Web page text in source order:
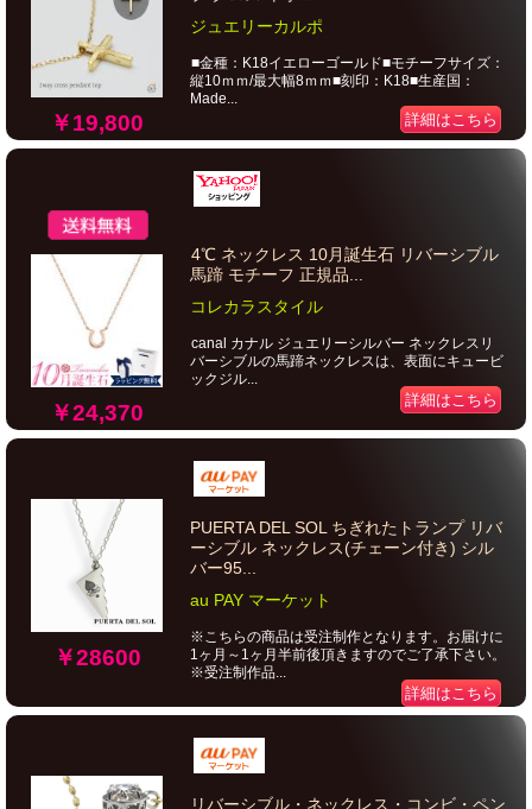
￥19,800
ジュエリーカルポ
■金種：K18イエローゴールド■モチーフサイズ：
縦10ｍｍ/最大幅8ｍｍ■刻印：K18■生産国：
Made...
詳細はこちら
￥24,370
4℃ ネックレス 10月誕生石 リバーシブル
馬蹄 モチーフ 正規品...
コレカラスタイル
canal カナル ジュエリーシルバー ネックレスリ
バーシブルの馬蹄ネックレスは、表面にキュービ
ックジル...
詳細はこちら
￥28600
PUERTA DEL SOL ちぎれたトランプ リバ
ーシブル ネックレス(チェーン付き) シル
バー95...
au PAY マーケット
※こちらの商品は受注制作となります。お届けに
1ヶ月～1ヶ月半前後頂きますのでご了承下さい。
※受注制作品...
詳細はこちら
リバーシブル・ネックレス・コンビ・ペン